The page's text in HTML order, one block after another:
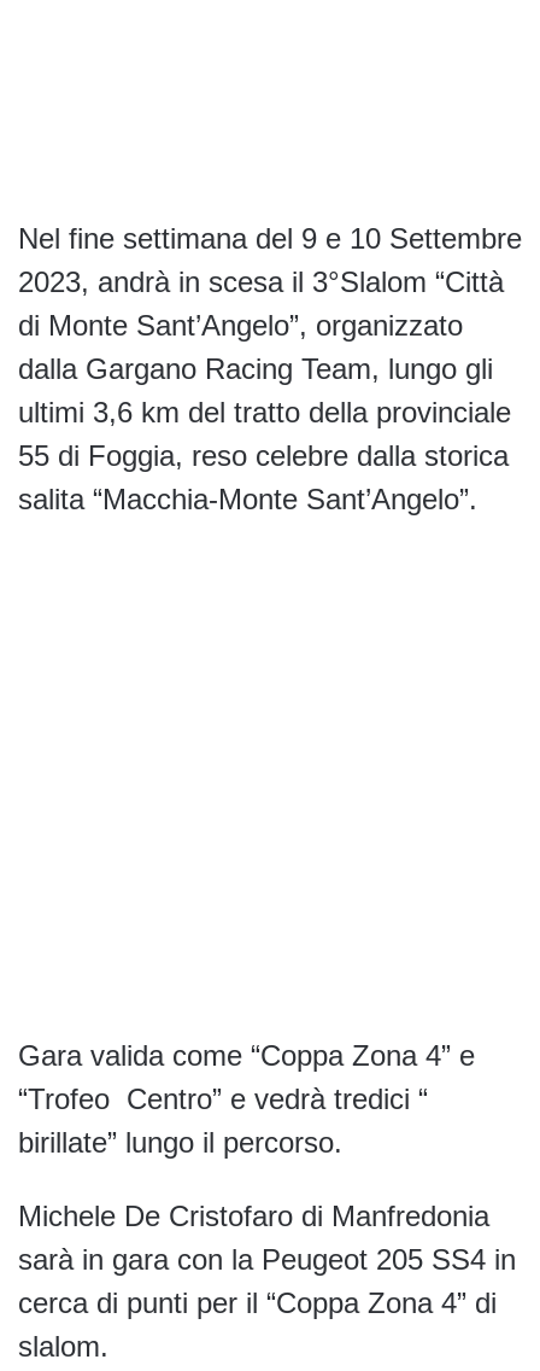
Nel fine settimana del 9 e 10 Settembre
2023, andrà in scesa il 3°Slalom “Città
di Monte Sant’Angelo”, organizzato
dalla Gargano Racing Team, lungo gli
ultimi 3,6 km del tratto della provinciale
55 di Foggia, reso celebre dalla storica
salita “Macchia-Monte Sant’Angelo”.
Gara valida come “Coppa Zona 4” e
“Trofeo Centro” e vedrà tredici “
birillate” lungo il percorso.
Michele De Cristofaro di Manfredonia
sarà in gara con la Peugeot 205 SS4 in
cerca di punti per il “Coppa Zona 4” di
slalom.